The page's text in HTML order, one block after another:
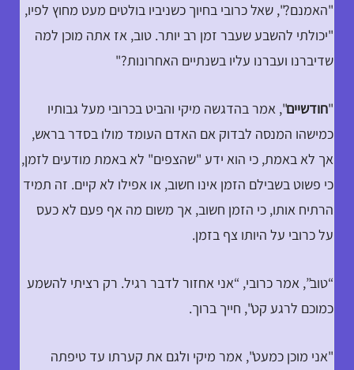
"האמנם?", שאל כרובי בחיוך כשניביו בולטים מעט מחוץ לפיו,
"יכולתי להשבע שעבר זמן רב יותר. טוב, אז אתה מוכן למה
שדיברנו ועברנו עליו בשנתיים האחרונות?"
"חודשיים", אמר בהדגשה מיקי והביט בכרובי מעל גבותיו
כמישהו המנסה לבדוק אם האדם העומד מולו בסדר בראש,
אך לא באמת, כי הוא ידע "שהצפים" לא באמת מודעים לזמן,
כי פשוט בשבילם הזמן אינו חשוב, או אפילו לא קיים. זה תמיד
הרתיח אותו, כי הזמן חשוב, אך משום מה אף פעם לא כעס
על כרובי על היותו צף בזמן.
“טוב”, אמר כרובי, “אני אחזור לדבר רגיל. רק רציתי להשמע
כמוכם לרגע קט", חייך ברוך.
"אני מוכן כמעט", אמר מיקי ולגם את קערתו עד טיפתה